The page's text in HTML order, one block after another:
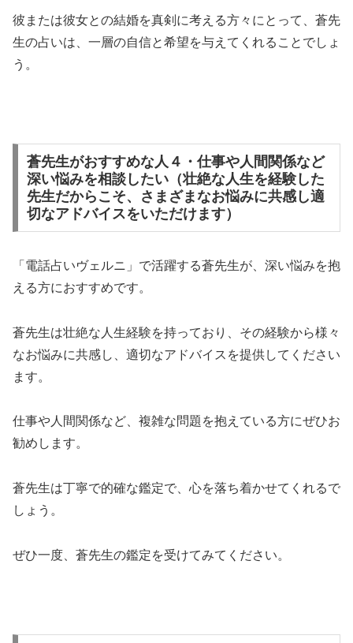
彼または彼女との結婚を真剣に考える方々にとって、蒼先
生の占いは、一層の自信と希望を与えてくれることでしょ
う。
蒼先生がおすすめな人４・仕事や人間関係など
深い悩みを相談したい（壮絶な人生を経験した
先生だからこそ、さまざまなお悩みに共感し適
切なアドバイスをいただけます）
「電話占いヴェルニ」で活躍する蒼先生が、深い悩みを抱
える方におすすめです。
蒼先生は壮絶な人生経験を持っており、その経験から様々
なお悩みに共感し、適切なアドバイスを提供してください
ます。
仕事や人間関係など、複雑な問題を抱えている方にぜひお
勧めします。
蒼先生は丁寧で的確な鑑定で、心を落ち着かせてくれるで
しょう。
ぜひ一度、蒼先生の鑑定を受けてみてください。